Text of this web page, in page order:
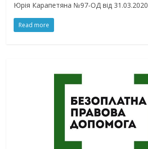
Юрія Карапетяна №97-ОД від 31.03.2020
Read more